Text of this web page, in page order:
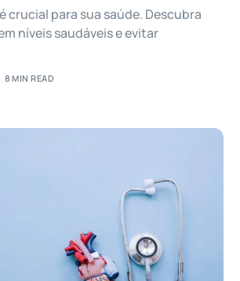
crucial para sua saúde. Descubra
níveis saudáveis e evitar
8 MIN READ